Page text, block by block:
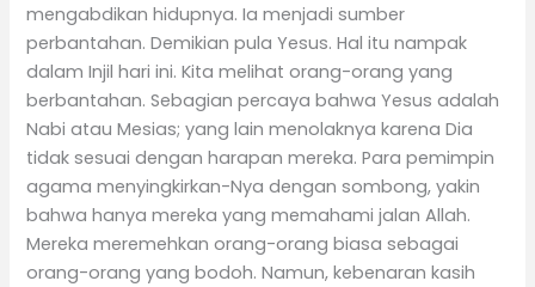
mengabdikan hidupnya. Ia menjadi sumber
perbantahan. Demikian pula Yesus. Hal itu nampak
dalam Injil hari ini. Kita melihat orang-orang yang
berbantahan. Sebagian percaya bahwa Yesus adalah
Nabi atau Mesias; yang lain menolaknya karena Dia
tidak sesuai dengan harapan mereka. Para pemimpin
agama menyingkirkan-Nya dengan sombong, yakin
bahwa hanya mereka yang memahami jalan Allah.
Mereka meremehkan orang-orang biasa sebagai
orang-orang yang bodoh. Namun, kebenaran kasih